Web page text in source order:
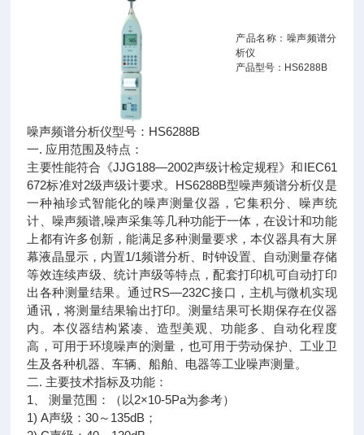
产品名称：噪声频谱分
析仪
产品型号：HS6288B
噪声频谱分析仪型号：HS6288B
一. 应用范围及特点：
主要性能符合《JJG188—2002声级计检定规程》和IEC61
672标准对2级声级计要求。HS6288B型噪声频谱分析仪是
一种袖珍式智能化的噪声测量仪器，它集积分、噪声统
计、噪声频谱,噪声采集等几种功能于一体，在设计和功能
上都有许多创新，能满足多种测量要求，本仪器具有大屏
幕液晶显示，内置1/1频谱分析、时钟设置、自动测量存储
等效连续声级、统计声级等特点，配套打印机可自动打印
出各种测量结果。通过RS—232C接口，主机与微机实现
通讯，将测量结果输出打印。测量结果可长期保存在仪器
内。本仪器结构紧凑、造型美观、功能多、自动化程度
高，可用于环境噪声的测量，也可用于劳动保护、工业卫
生及各种机器、车辆、船舶、电器等工业噪声测量。
二. 主要技术指标及功能：
1、 测量范围：（以2×10-5Pa为参考）
1) A声级：30～135dB；